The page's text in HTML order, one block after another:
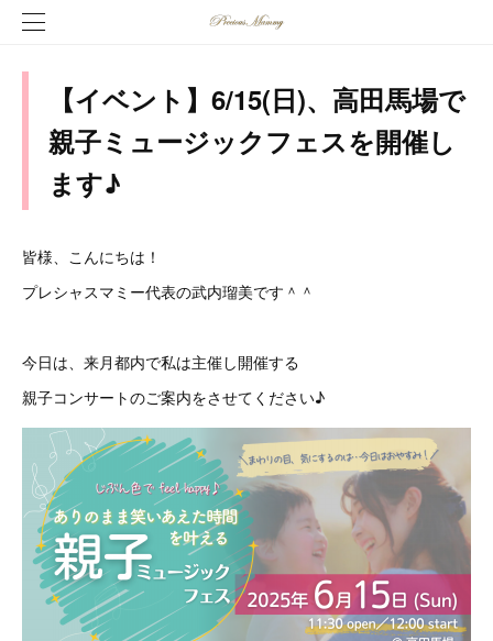
【イベント】6/15(日)、高田馬場で
親子ミュージックフェスを開催し
ます♪
皆様、こんにちは！
プレシャスマミー代表の武内瑠美です＾＾
今日は、来月都内で私は主催し開催する
親子コンサートのご案内をさせてください♪